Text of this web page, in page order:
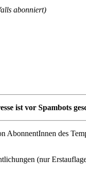
abonniert)
ist vor Spambots
AbonnentInnen des
(nur